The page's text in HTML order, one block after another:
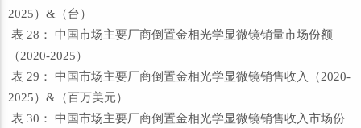
2025）&（台）
表 28： 中国市场主要厂商倒置金相光学显微镜销量市场份额
（2020-2025）
表 29： 中国市场主要厂商倒置金相光学显微镜销售收入（2020-
2025）&（百万美元）
表 30： 中国市场主要厂商倒置金相光学显微镜销售收入市场份